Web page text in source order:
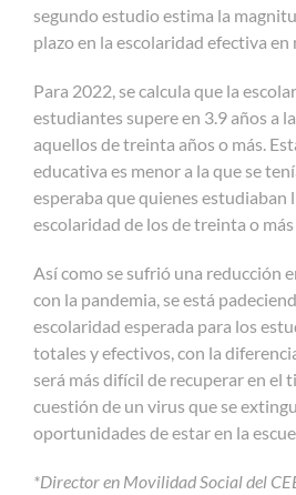
segundo estudio estima la
plazo en la escolaridad efectiva en
Para 2022, se calcula que la
estudiantes supere en 3.9 años a
aquellos de treinta años o más.
educativa es menor a la que se
esperaba que quienes estudiaban
escolaridad de los de treinta o más
Así como se sufrió una reducción
con la pandemia, se está
escolaridad esperada para los
totales y efectivos, con la
será más difícil de recuperar en el
cuestión de un virus que se
oportunidades de estar en la
*Director en Movilidad Social del